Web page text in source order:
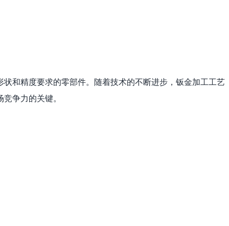
和精度要求的零部件。随着技术的不断进步，钣金加工工艺
争力的关键。